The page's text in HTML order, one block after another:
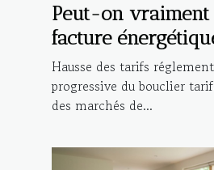
Peut-on vraiment
facture
compromis ?
Hausse des tarifs
progressive du bouclier
des marchés de...